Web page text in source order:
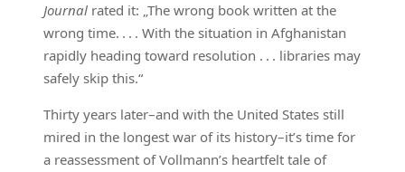
Journal rated it: „The wrong book written at the
wrong time. . . . With the situation in Afghanistan
rapidly heading toward resolution . . . libraries may
safely skip this.“
Thirty years later–and with the United States still
mired in the longest war of its history–it’s time for
a reassessment of Vollmann’s heartfelt tale of